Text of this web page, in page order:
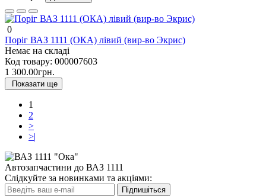
0
Поріг ВАЗ 1111 (ОКА) лівий (вир-во Экрис)
Немає на складі
Код товару: 000007603
1 300.00грн.
Показати ще
1
2
>
>|
Автозапчастини до ВАЗ 1111
Слідкуйте за новинками та акціями:
Підпишіться